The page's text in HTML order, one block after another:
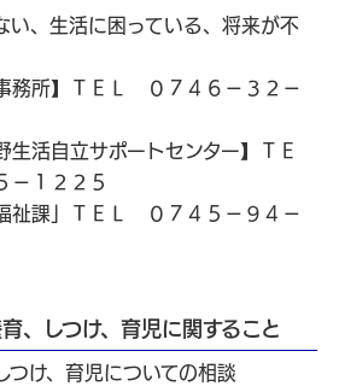
い、生活に困っている、将来が不
務所】ＴＥＬ ０７４６－３２－
生活自立サポートセンター】ＴＥ
－１２２５
祉課」ＴＥＬ ０７４５－９４－
、しつけ、育児に関すること
つけ、育児についての相談